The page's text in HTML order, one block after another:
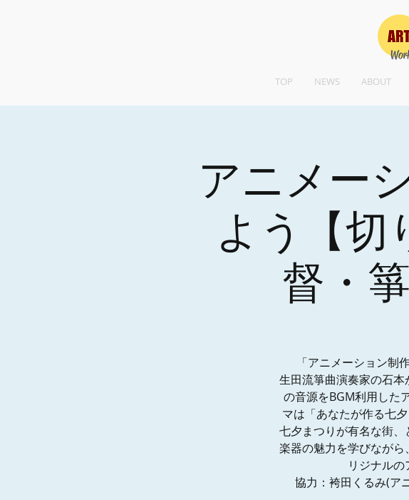
TOP NEWS ABOUT
アニメー
よう【切
督・
「アニメーション制
生田流箏曲演奏家の石
の音源をBGM利用した
マは「あなたが作る七
七夕まつりが有名な街
楽器の魅力を学びなが
リジナルの
協力：袴田くるみ(ア